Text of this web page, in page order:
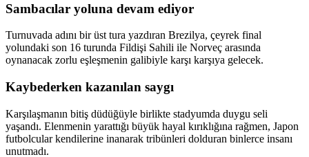
Sambacılar yoluna devam ediyor
Turnuvada adını bir üst tura yazdıran Brezilya, çeyrek final
yolundaki son 16 turunda Fildişi Sahili ile Norveç arasında
oynanacak zorlu eşleşmenin galibiyle karşı karşıya gelecek.
Kaybederken kazanılan saygı
Karşılaşmanın bitiş düdüğüyle birlikte stadyumda duygu seli
yaşandı. Elenmenin yarattığı büyük hayal kırıklığına rağmen, Japon
futbolcular kendilerine inanarak tribünleri dolduran binlerce insanı
unutmadı.